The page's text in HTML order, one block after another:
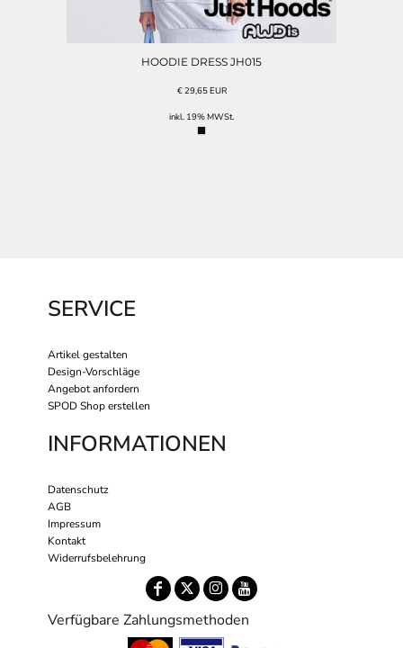
HOODIE DRESS JH015
€29,65EUR
inkl. 19% MWSt.
SERVICE
Artikel gestalten
Design-Vorschläge
Angebot anfordern
SPOD Shop erstellen
INFORMATIONEN
Datenschutz
AGB
Impressum
Kontakt
Widerrufsbelehrung
Verfügbare Zahlungsmethoden